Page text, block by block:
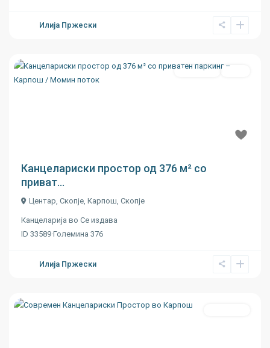
Илија Пржески
Се издава
Канцелариски простор од 376 м² со
приват...
Центар, Скопје, Карпош, Скопје
Канцеларија во Се издава
ID 33589·Големина 376
Илија Пржески